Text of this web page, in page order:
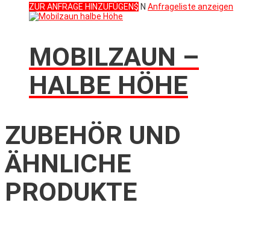
ZUR ANFRAGE HINZUFÜGEN
N Anfrageliste anzeigen
MOBILZAUN –
HALBE HÖHE
ZUBEHÖR UND
ÄHNLICHE
PRODUKTE